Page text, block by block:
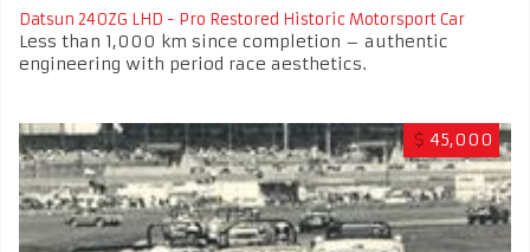
Datsun 240ZG LHD - Pro Restored Historic Motorsport Car
Less than 1,000 km since completion – authentic
engineering with period race aesthetics.
$ 45,000